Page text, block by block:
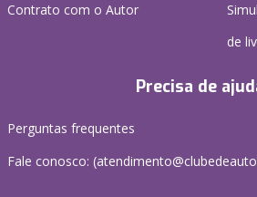
Contrato com o Autor
de
Precisa de
Perguntas frequentes
Fale conosco: